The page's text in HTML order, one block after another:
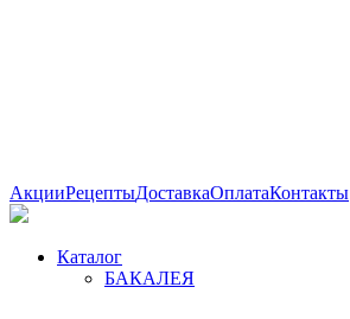
АкцииРецептыДоставкаОплатаКонтакты
Каталог
БАКАЛЕЯ